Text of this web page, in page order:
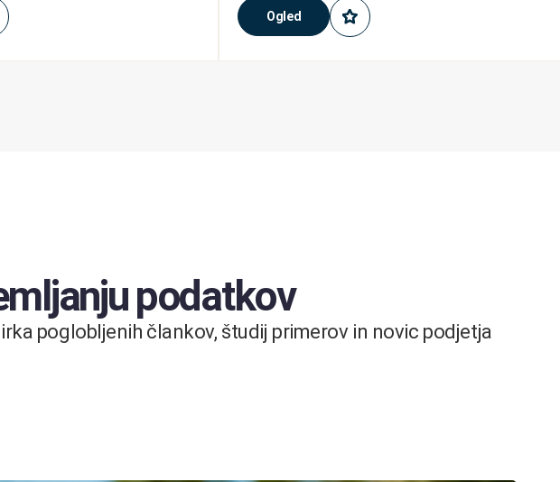
Ogled
podatkov
poglobljenih člankov, študij primerov in novic podjetja